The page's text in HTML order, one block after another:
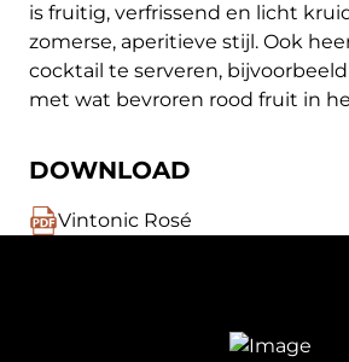
is fruitig, verfrissend en licht
zomerse, aperitieve stijl. Ook
cocktail te serveren,
met wat bevroren rood fruit in
DOWNLOAD
Vintonic Rosé